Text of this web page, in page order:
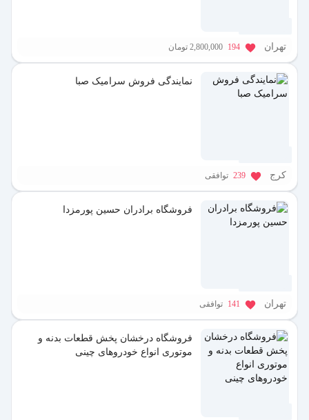
تهران 194 2,800,000 تومان
نمایندگی فروش سرامیک صبا
کرج 239 توافقی
فروشگاه برادران حسین پورمزدا
تهران 141 توافقی
فروشگاه درخشان پخش قطعات بدنه و
موتوری انواع خودروهای چینی